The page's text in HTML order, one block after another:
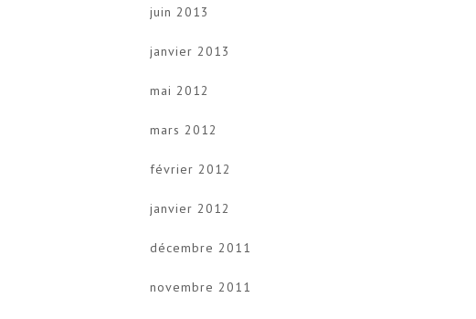
juin 2013
janvier 2013
mai 2012
mars 2012
février 2012
janvier 2012
décembre 2011
novembre 2011